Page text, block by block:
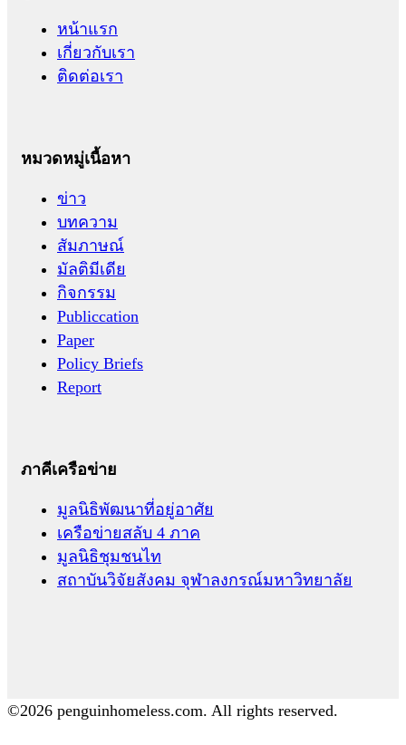
หน้าแรก
เกี่ยวกับเรา
ติดต่อเรา
หมวดหมู่เนื้อหา
ข่าว
บทความ
สัมภาษณ์
มัลติมีเดีย
กิจกรรม
Publiccation
Paper
Policy Briefs
Report
ภาคีเครือข่าย
มูลนิธิพัฒนาที่อยู่อาศัย
เครือข่ายสลับ 4 ภาค
มูลนิธิชุมชนไท
สถาบันวิจัยสังคม จุฬาลงกรณ์มหาวิทยาลัย
©2026 penguinhomeless.com. All rights reserved.